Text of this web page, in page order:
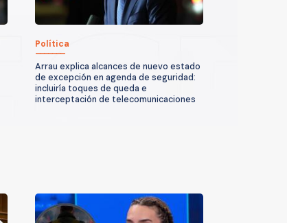
Política
Arrau explica alcances de nuevo estado
de excepción en agenda de seguridad:
incluiría toques de queda e
interceptación de telecomunicaciones